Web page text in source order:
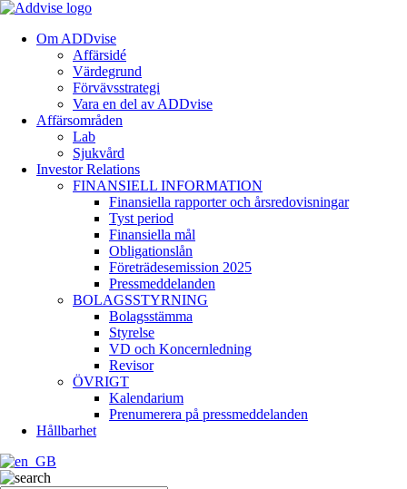
Om ADDvise
Affärsidé
Värdegrund
Förvävsstrategi
Vara en del av ADDvise
Affärsområden
Lab
Sjukvård
Investor Relations
FINANSIELL INFORMATION
Finansiella rapporter och årsredovisningar
Tyst period
Finansiella mål
Obligationslån
Företrädesemission 2025
Pressmeddelanden
BOLAGSSTYRNING
Bolagsstämma
Styrelse
VD och Koncernledning
Revisor
ÖVRIGT
Kalendarium
Prenumerera på pressmeddelanden
Hållbarhet